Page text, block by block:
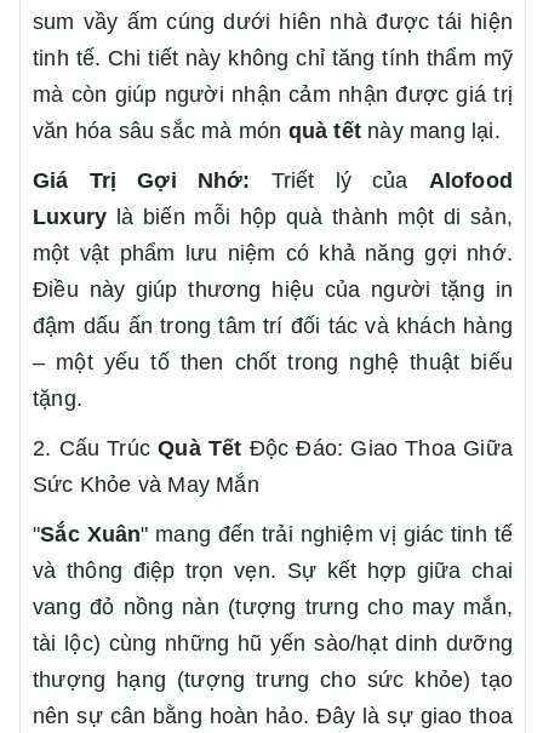
sum vầy ấm cúng dưới hiên nhà được tái hiện
tinh tế. Chi tiết này không chỉ tăng tính thẩm mỹ
mà còn giúp người nhận cảm nhận được giá trị
văn hóa sâu sắc mà món quà tết này mang lại.
Giá Trị Gợi Nhớ: Triết lý của Alofood
Luxury là biến mỗi hộp quà thành một di sản,
một vật phẩm lưu niệm có khả năng gợi nhớ.
Điều này giúp thương hiệu của người tặng in
đậm dấu ấn trong tâm trí đối tác và khách hàng
– một yếu tố then chốt trong nghệ thuật biếu
tặng.
2. Cấu TrúcQuà Tết Độc Đáo: Giao Thoa Giữa
Sức Khỏe và May Mắn
"Sắc Xuân" mang đến trải nghiệm vị giác tinh tế
và thông điệp trọn vẹn. Sự kết hợp giữa chai
vang đỏ nồng nàn (tượng trưng cho may mắn,
tài lộc) cùng những hũ yến sào/hạt dinh dưỡng
thượng hạng (tượng trưng cho sức khỏe) tạo
nên sự cân bằng hoàn hảo. Đây là sự giao thoa